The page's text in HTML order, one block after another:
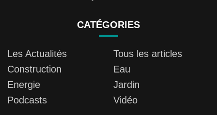
CATÉGORIES
Les Actualités
Tous les articles
Construction
Eau
Energie
Jardin
Podcasts
Vidéo